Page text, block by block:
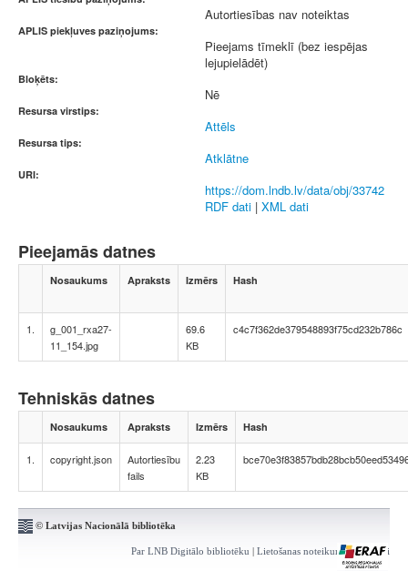
Autortiesības nav noteiktas
APLIS piekļuves paziņojums:
Pieejams tīmeklī (bez iespējas
lejupielādēt)
Bloķēts:
Nē
Resursa virstips:
Attēls
Resursa tips:
Atklātne
URI:
https://dom.lndb.lv/data/obj/33742
RDF dati | XML dati
Pieejamās datnes
Nosaukums Apraksts Izmērs Hash
1.
g_001_rxa27-
11_154.jpg
69.6
KB
c4c7f362de379548893f75cd232b786c
Tehniskās datnes
Nosaukums Apraksts Izmērs Hash
1. copyright.json
Autortiesību
fails
2.23
KB
© Latvijas Nacionālā bibliotēka
Par LNB Digitālo bibliotēku | Lietošanas noteikumi | Kontakti